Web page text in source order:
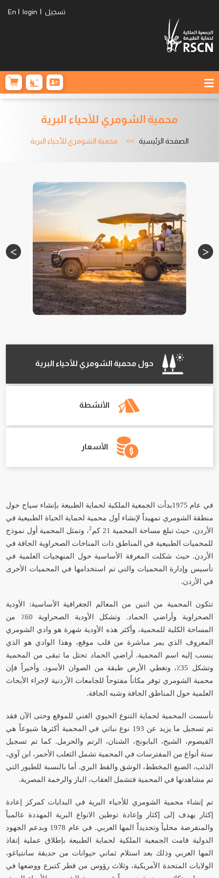
تسجيل |
login
|
En
محمية الشومري للأحياء البرية
الصفحة الرئيسية محمية الشومري للأحياء البرية
حول محمية الشومري للأحياء البرية
الأنشطة
الأسعار
في عام 1975بدأت الجمعية الملكية لحماية الطبيعة بإنشاء سياج حول
منطقة الشومري تمهيداً لإنشاء أول محمية لحماية الحياة الطبيعية في
الأردن، حيث تبلغ مساحة المحمية 21 كم
2، وتمثل المحمية أول نموذج
للمحميات الطبيعية في المناطق ذات المناخات الصحراوية الجافة في
الأردن. حيث شكلت المعرفة الأساسية حول المنهجيات العلمية في
تأسيس وإدارة المحميات والتي تم استخدامها في المحميات الأخرى
في الأردن.
تتكون المحمية من اثنين من المعالم الجغرافية الأساسية: الأودية
الصحراوية وأراضي الحماد. وتشكل الأودية الصحراوية 60٪ من
المساحة الكلية للمحمية، وأكثر هذه الأودية شهرة هو وادي الشومري
المعروف الذي يمر مباشرة من قلب موقع، وهذا الوادي هو الذي
ينسب إليه اسم المحمية. أراضي الحماد تحتل ما تبقى من المحمية
وتشكل 35٪، وتغطي الأرض طبقة من الصوان الأسود. وأخيراً فإن
محمية الشومري توفر مكاناُ مفتوحاً للجامعات الأردنية لإجراء الأبحاث
العلمية حول المناطق الجافة وشبه الجافة.
تأسست المحمية لحماية التنوع الحيوي الغني للموقع وحتى الآن فقد
تم تسجيل ما يزيد عن 193 نوع نباتي في المحمية أكثرها شيوعاً هي
القيصوم، الشيح، البابونج، الشنان، الرتم والحرمل. كما تم تسجيل
ستة أنواع من المفترسات في المحمية تشمل الثعلب الأحمر، ابن آوي،
الذئب، الضبع المخطط، الوشق والقط البري. أما بالنسبة للطيور التي
تم مشاهدتها في المحمية فتشمل العقاب، الباز والرخمة المصرية.
تم إنشاء محمية الشومري للأحياء البرية في البدايات كمركز إعادة
إكثار يهدف إلى إكثار وإعادة توطين الانواع البرية المهددة عالمياً
والمنقرضة محلياً وتحديداً المها العربي. في عام 1978 وبدعم الجهود
الدولية قامت الجمعية الملكية لحماية الطبيعة بإطلاق عملية إنقاذ
المها العربي وذلك بعد استلام ثماني حيوانات من حديقة سانتياغو،
الولايات المتحدة الأمريكية، وثلاث رؤوس من قطر كتبرع ووضعها في